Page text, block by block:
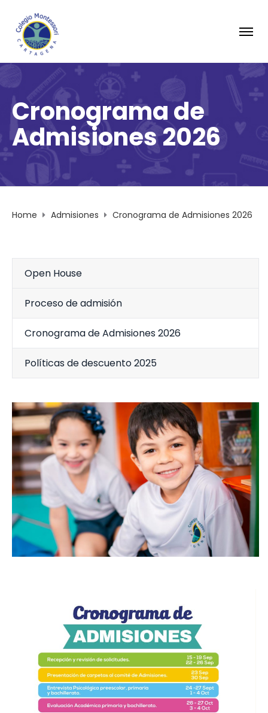
Cronograma de
Admisiones 2026
Home Admisiones Cronograma de Admisiones 2026
Open House
Proceso de admisión
Cronograma de Admisiones 2026
Políticas de descuento 2025